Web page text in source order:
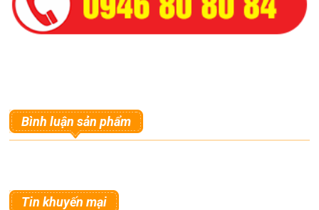
Bình luận sản phẩm
Tin khuyến mại